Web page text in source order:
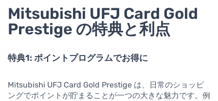
Mitsubishi UFJ Card Gold
Prestige の特典と利点
特典1: ポイントプログラムでお得に
Mitsubishi UFJ Card Gold Prestige は、日常のショッピ
ングでポイントが貯まることが一つの大きな魅力です。例